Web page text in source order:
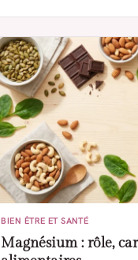
BIEN ÊTRE ET SANTÉ
Magnésium : rôle,